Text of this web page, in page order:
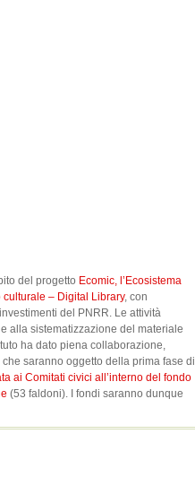
del progetto Ecomic, l’Ecosistema
– Digital Library, con
del PNRR. Le attività
alla sistematizzazione del materiale
ha dato piena collaborazione,
saranno oggetto della prima fase di
ai Comitati civici all’interno del fondo
(53 faldoni). I fondi saranno dunque